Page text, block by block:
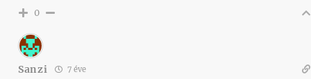
0
Sanzi 7 éve